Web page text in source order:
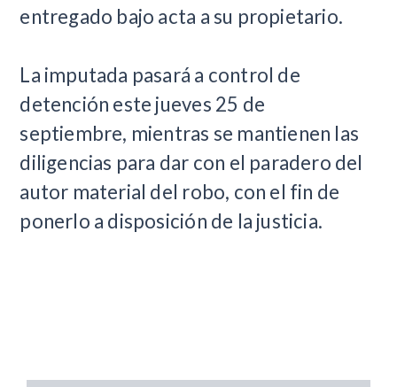
entregado bajo acta a su propietario.
La imputada pasará a control de
detención este jueves 25 de
septiembre, mientras se mantienen las
diligencias para dar con el paradero del
autor material del robo, con el fin de
ponerlo a disposición de la justicia.